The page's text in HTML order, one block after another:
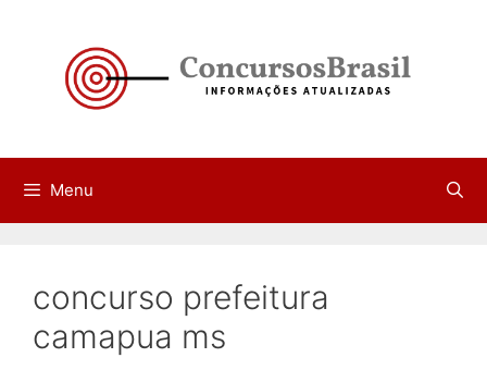
conteúdo
Menu
concurso prefeitura
camapua ms